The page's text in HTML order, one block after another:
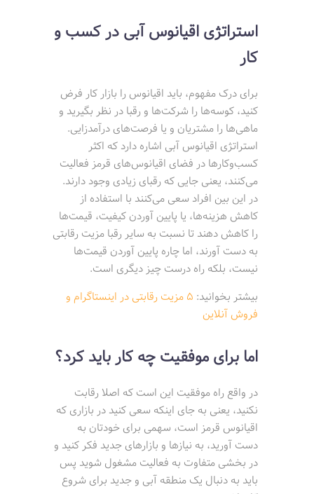
استراتژی اقیانوس آبی در کسب و
کار
برای درک مفهوم، باید اقیانوس را بازار کار فرض
کنید، کوسه‌ها را شرکت‌ها و رقبا در نظر بگیرید و
ماهی‌ها را مشتریان و یا فرصت‌های درآمدزایی.
استراتژی اقیانوس آبی اشاره دارد که اکثر
کسب‌وکارها در فضای اقیانوس‌های قرمز فعالیت
می‌کنند، یعنی جایی که رقبای زیادی وجود دارند.
در این بین افراد سعی می‌کنند با استفاده از
کاهش هزینه‌ها، یا پایین آوردن کیفیت، قیمت‌ها
را کاهش دهند تا نسبت به سایر رقبا مزیت رقابتی
به دست آورند، اما چاره پایین آوردن قیمت‌ها
نیست، بلکه راه درست چیز دیگری است.
بیشتر بخوانید:
5 مزیت رقابتی در اینستاگرام و
فروش آنلاین
اما برای موفقیت چه کار باید کرد؟
در واقع راه موفقیت این است که اصلا رقابت
نکنید، یعنی به جای اینکه سعی کنید در بازاری که
اقیانوس قرمز است، سهمی برای خودتان به
دست آورید، به نیازها و بازارهای جدید فکر کنید و
در بخشی متفاوت به فعالیت مشغول شوید پس
باید به دنبال یک منطقه آبی و جدید برای شروع